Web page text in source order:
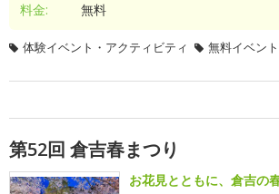
料金:
無料
体験イベント・アクティビティ 無料イベント
第52回 倉吉春まつり
お花見とともに、倉吉の